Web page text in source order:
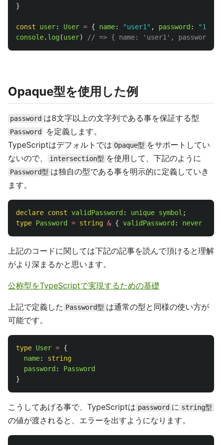
}
const user: User = { name: "user1 " , password : "1234
console. log(user) // => { name: 'user1', password:
Opaque型を使用した例
password は8文字以上の文字列である事を保証する型
Password
を定義します。
TypeScriptはデフォルトでは Opaque型 をサポートしてい
ないので、
intersection型 を使用して、下記のように
Password型 は独自の型である事を明示的に定義していき
ます。
declare const validPassword : unique symbol ;
type Password = string & { validPassword : never
上記のコードに関しては下記の記事を読んで頂けると理解
がより深まるかと思います。
公称型をTypeScriptで実現するための基礎
上記で定義した Password型 は通常の型と同様の使い方が
可能です。
type User = {
name:
string
password :
Password
}
こうしてあげる事で、TypeScriptは password に string型
の値が渡されると、エラーを出すようになります。